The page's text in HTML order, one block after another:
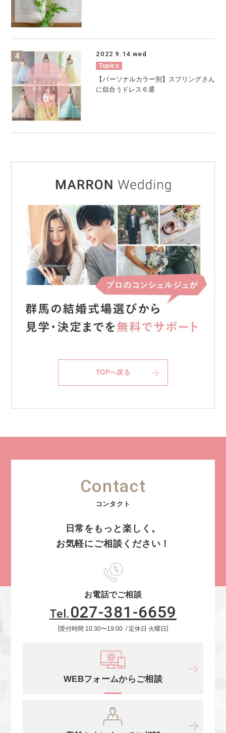
2022 9.14 wed
Topics
【パーソナルカラー別】スプリングさん
に似合うドレス６選
TOPへ戻る
Contact
日常をもっと楽しく。
お気軽にご相談ください！
お電話でご相談
Tel.027-381 -6659
受付時間 10:30〜19:00 定休日 火曜日
WEBフォームからご相談